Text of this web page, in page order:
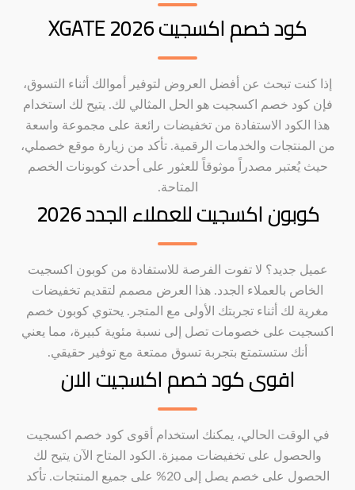
كود خصم اكسجيت XGATE 2026
إذا كنت تبحث عن أفضل العروض لتوفير أموالك أثناء التسوق،
فإن كود خصم اكسجيت هو الحل المثالي لك. يتيح لك استخدام
هذا الكود الاستفادة من تخفيضات رائعة على مجموعة واسعة
من المنتجات والخدمات الرقمية. تأكد من زيارة موقع خصملي،
حيث يُعتبر مصدراً موثوقاً للعثور على أحدث كوبونات الخصم
المتاحة.
كوبون اكسجيت للعملاء الجدد 2026
عميل جديد؟ لا تفوت الفرصة للاستفادة من كوبون اكسجيت
الخاص بالعملاء الجدد. هذا العرض مصمم لتقديم تخفيضات
مغرية لك أثناء تجربتك الأولى مع المتجر. يحتوي كوبون خصم
اكسجيت على خصومات تصل إلى نسبة مئوية كبيرة، مما يعني
أنك ستستمتع بتجربة تسوق ممتعة مع توفير حقيقي.
اقوى كود خصم اكسجيت الان
في الوقت الحالي، يمكنك استخدام أقوى كود خصم اكسجيت
والحصول على تخفيضات مميزة. الكود المتاح الآن يتيح لك
الحصول على خصم يصل إلى 20% على جميع المنتجات. تأكد